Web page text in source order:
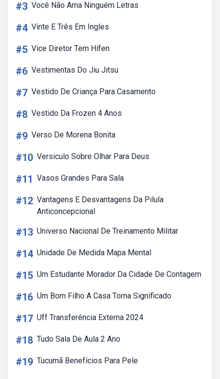
#3 Você Não Ama Ninguém Letras
#4 Vinte E Três Em Ingles
#5 Vice Diretor Tem Hífen
#6 Vestimentas Do Jiu Jitsu
#7 Vestido De Criança Para Casamento
#8 Vestido Da Frozen 4 Anos
#9 Verso De Morena Bonita
#10 Versiculo Sobre Olhar Para Deus
#11 Vasos Grandes Para Sala
#12 Vantagens E Desvantagens Da Pilula
Anticoncepcional
#13 Universo Nacional De Treinamento Militar
#14 Unidade De Medida Mapa Mental
#15 Um Estudante Morador Da Cidade De Contagem
#16 Um Bom Filho A Casa Torna Significado
#17 Uff Transferência Externa 2024
#18 Tudo Sala De Aula 2 Ano
#19 Tucumã Benefícios Para Pele